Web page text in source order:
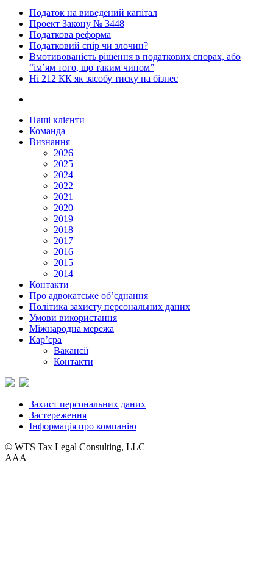
Податок на виведений капітал
Проект Закону № 3448
Податкова реформа
Податковий спір чи злочин?
Вмотивованість рішення в податкових спорах, або
“ім’ям того, що таким чином”
Ні 212 КК як засобу тиску на бізнес
Наші клієнти
Команда
Визнання
2026
2025
2024
2022
2021
2020
2019
2018
2017
2016
2015
2014
Контакти
Про адвокатське об’єднання
Політика захисту персональних даних
Умови використання
Міжнародна мережа
Кар’єра
Вакансії
Контакти
Захист персональних даних
Застереження
Інформація про компанію
© WTS Tax Legal Consulting, LLC
AAA